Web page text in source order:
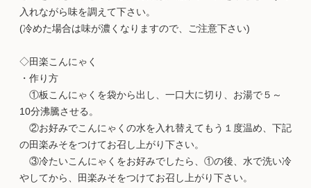
入れながら味を調えて下さい。
(冷めた場合は味が濃くなりますので、ご注意下さい)
◇田楽こんにゃく
・作り方
①板こんにゃくを袋から出し、一口大に切り、お湯で５～
10分沸騰させる。
②お好みでこんにゃくの水を入れ替えてもう１度温め、下記
の田楽みそをつけてお召し上がり下さい。
③冷たいこんにゃくをお好みでしたら、①の後、水で洗い冷
やしてから、田楽みそをつけてお召し上がり下さい。